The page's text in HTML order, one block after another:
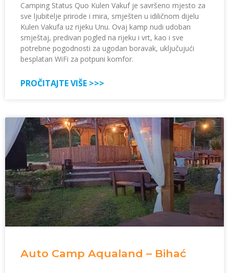
Camping Status Quo Kulen Vakuf je savršeno mjesto za
sve ljubitelje prirode i mira, smješten u idiličnom dijelu
Kulen Vakufa uz rijeku Unu. Ovaj kamp nudi udoban
smještaj, predivan pogled na rijeku i vrt, kao i sve
potrebne pogodnosti za ugodan boravak, uključujući
besplatan WiFi za potpuni komfor.
PROČITAJTE VIŠE >>>
Auto Camp Aqualand – Bihać